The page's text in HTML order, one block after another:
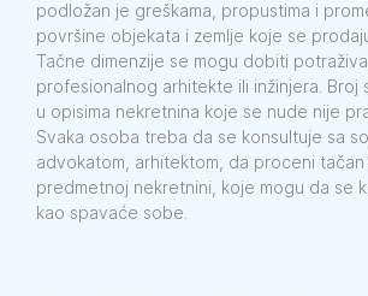
podložan je greškama, propustima i
površine objekata i zemlje koje se
Tačne dimenzije se mogu dobiti
profesionalnog arhitekte ili inžinjera. Broj
u opisima nekretnina koje se nude nije
Svaka osoba treba da se konsultuje sa
advokatom, arhitektom, da proceni
predmetnoj nekretnini, koje mogu da se
kao spavaće sobe.